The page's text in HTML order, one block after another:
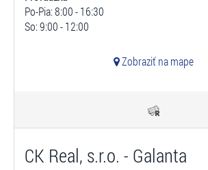
Po-Pia: 8:00 - 16:30
So: 9:00 - 12:00
Zobraziť na mape
CK Real, s.r.o. - Galanta